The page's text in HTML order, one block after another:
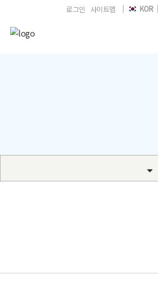
로그인 사이트맵 KOR